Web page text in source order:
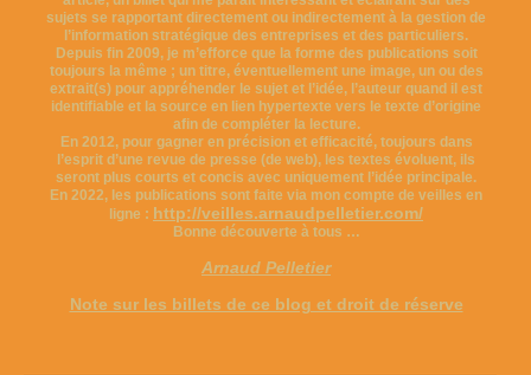
sujets se rapportant directement ou indirectement à la gestion de
l’information stratégique des entreprises et des particuliers.
Depuis fin 2009, je m’efforce que la forme des publications soit
toujours la même ; un titre, éventuellement une image, un ou des
extrait(s) pour appréhender le sujet et l’idée, l’auteur quand il est
identifiable et la source en lien hypertexte vers le texte d’origine
afin de compléter la lecture.
En 2012, pour gagner en précision et efficacité, toujours dans
l’esprit d’une revue de presse (de web), les textes évoluent, ils
seront plus courts et concis avec uniquement l’idée principale.
En 2022, les publications sont faite via mon compte de veilles en
ligne : http://veilles.arnaudpelletier.com/
Bonne découverte à tous …
Arnaud Pelletier
Note sur les billets de ce blog et droit de réserve